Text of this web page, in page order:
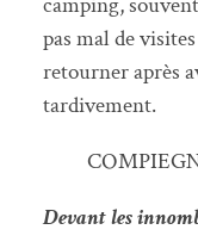
pas mal de
retourner après
tardivement.
Devant les